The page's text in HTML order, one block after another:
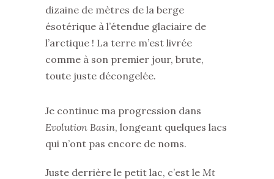
dizaine de mètres de la berge
ésotérique à l’étendue glaciaire de
l’arctique ! La terre m’est livrée
comme à son premier jour, brute,
toute juste décongelée.
Je continue ma progression dans
Evolution Basin, longeant quelques lacs
qui n’ont pas encore de noms.
Juste derrière le petit lac, c’est le Mt